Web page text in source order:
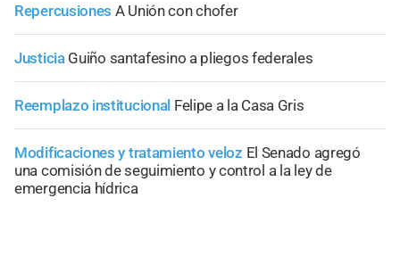
Repercusiones A Unión con chofer
Justicia Guiño santafesino a pliegos federales
Reemplazo institucional Felipe a la Casa Gris
Modificaciones y tratamiento veloz El Senado agregó
una comisión de seguimiento y control a la ley de
emergencia hídrica